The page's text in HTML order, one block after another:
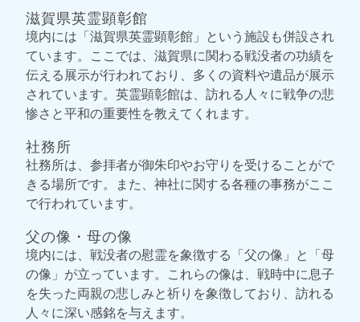
滋賀県英霊顕彰館
境内には「滋賀県英霊顕彰館」という施設も併設され
ています。ここでは、滋賀県に関わる戦没者の功績を
伝える展示が行われており、多くの資料や遺品が展示
されています。英霊顕彰館は、訪れる人々に戦争の悲
惨さと平和の重要性を教えてくれます。
社務所
社務所は、参拝者が御朱印やお守りを受けることがで
きる場所です。また、神社に関する各種の事務がここ
で行われています。
父の像・母の像
境内には、戦没者の慰霊を象徴する「父の像」と「母
の像」が立っています。これらの像は、戦時中に息子
を失った両親の悲しみと祈りを象徴しており、訪れる
人々に深い感銘を与えます。